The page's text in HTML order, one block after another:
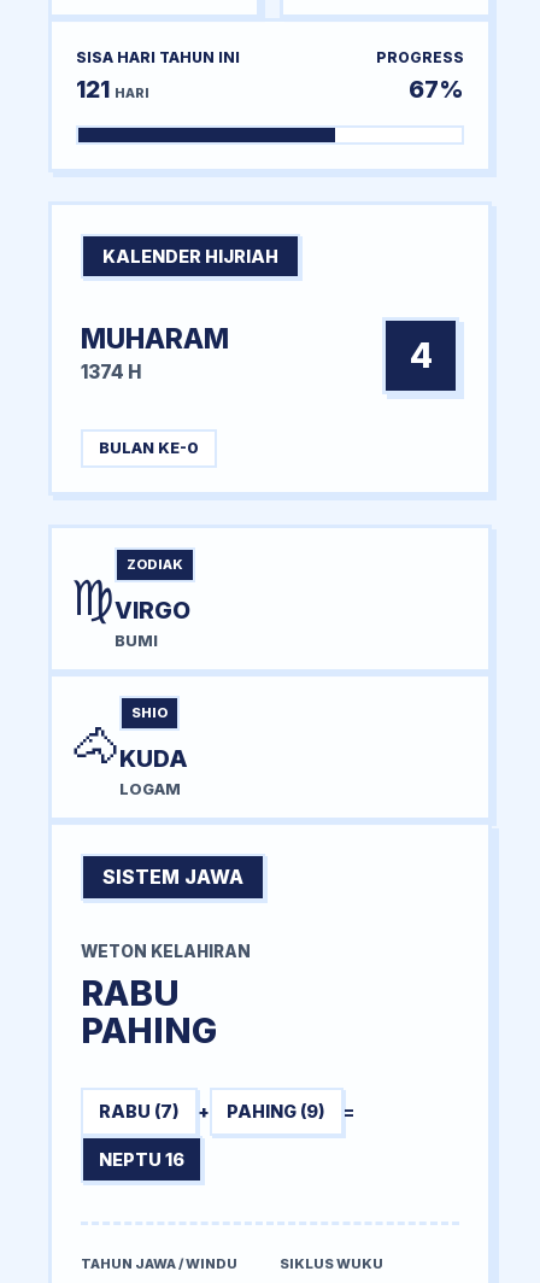
SISA HARI TAHUN INI
121 HARI
PROGRESS
67%
KALENDER HIJRIAH
MUHARAM
1374 H 4
BULAN KE-0
♍
ZODIAK
VIRGO
BUMI
🐴
SHIO
KUDA
LOGAM
SISTEM JAWA
WETON KELAHIRAN
RABU
PAHING
RABU (7) + PAHING (9) =
NEPTU 16
TAHUN JAWA / WINDU SIKLUS WUKU